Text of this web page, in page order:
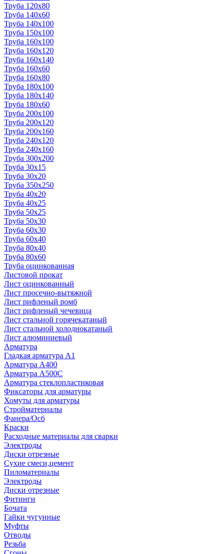
Труба 120x80
Труба 140x60
Труба 140x100
Труба 150x100
Труба 160x100
Труба 160x120
Труба 160x140
Труба 160x60
Труба 160x80
Труба 180x100
Труба 180x140
Труба 180x60
Труба 200x100
Труба 200x120
Труба 200x160
Труба 240x120
Труба 240x160
Труба 300x200
Труба 30x15
Труба 30x20
Труба 350x250
Труба 40x20
Труба 40x25
Труба 50x25
Труба 50x30
Труба 60x30
Труба 60x40
Труба 80x40
Труба 80x60
Труба оцинкованная
Листовой прокат
Лист оцинкованный
Лист просечно-вытяжной
Лист рифленый ромб
Лист рифленый чечевица
Лист стальной горячекатаный
Лист стальной холоднокатаный
Лист алюминиевый
Арматура
Гладкая арматура А1
Арматура А400
Арматура A500C
Арматура стеклопластиковая
Фиксаторы для арматуры
Хомуты для арматуры
Стройматериалы
Фанера/Осб
Краски
Расходные материалы для сварки
Электроды
Диски отрезные
Сухие смеси,цемент
Пиломатериалы
Электроды
Диски отрезные
Фитинги
Бочата
Гайки чугунные
Муфты
Отводы
Резьба